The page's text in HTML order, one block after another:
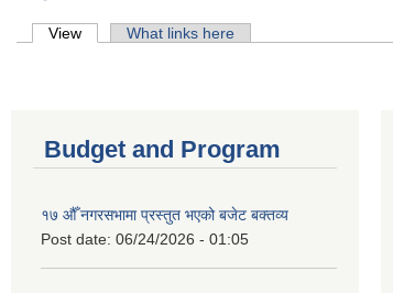
Primary tabs
View (active tab)What links here
Budget and Program
१७ औँ नगरसभामा प्रस्तुत भएको बजेट बक्तव्य
Post date: 06/24/2026 - 01:05